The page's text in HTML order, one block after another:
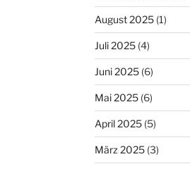
August 2025(1)
Juli 2025(4)
Juni 2025(6)
Mai 2025(6)
April 2025(5)
März 2025(3)